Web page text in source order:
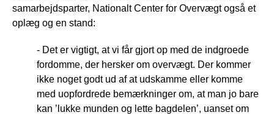
samarbejdsparter, Nationalt Center for Overvægt også et
oplæg og en stand:
- Det er vigtigt, at vi får gjort op med de indgroede
fordomme, der hersker om overvægt. Der kommer
ikke noget godt ud af at udskamme eller komme
med uopfordrede bemærkninger om, at man jo bare
kan ’lukke munden og lette bagdelen’, uanset om